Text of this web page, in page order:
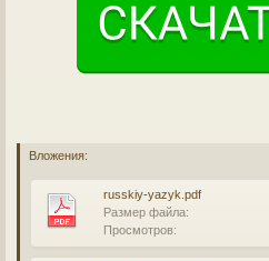
Вложения:
russkiy-yazyk.pdf
Размер файла:
Просмотров: